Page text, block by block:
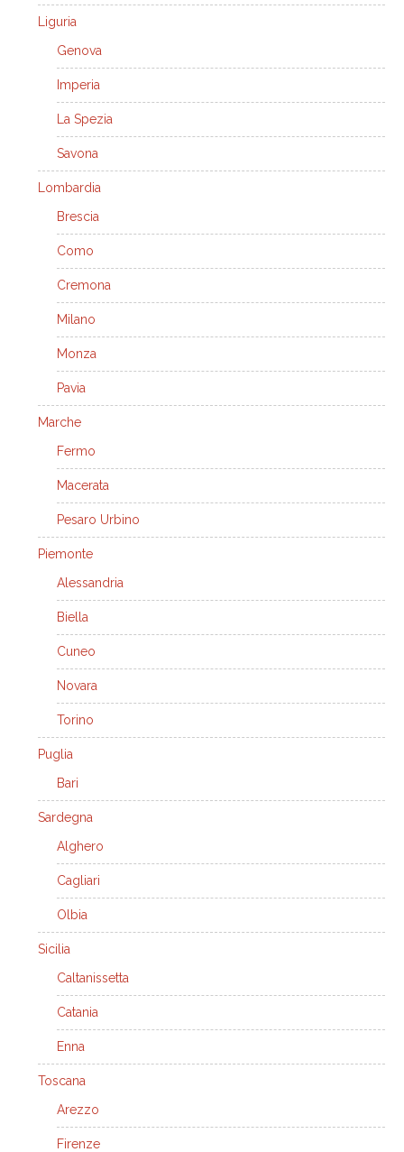
Liguria
Genova
Imperia
La Spezia
Savona
Lombardia
Brescia
Como
Cremona
Milano
Monza
Pavia
Marche
Fermo
Macerata
Pesaro Urbino
Piemonte
Alessandria
Biella
Cuneo
Novara
Torino
Puglia
Bari
Sardegna
Alghero
Cagliari
Olbia
Sicilia
Caltanissetta
Catania
Enna
Toscana
Arezzo
Firenze